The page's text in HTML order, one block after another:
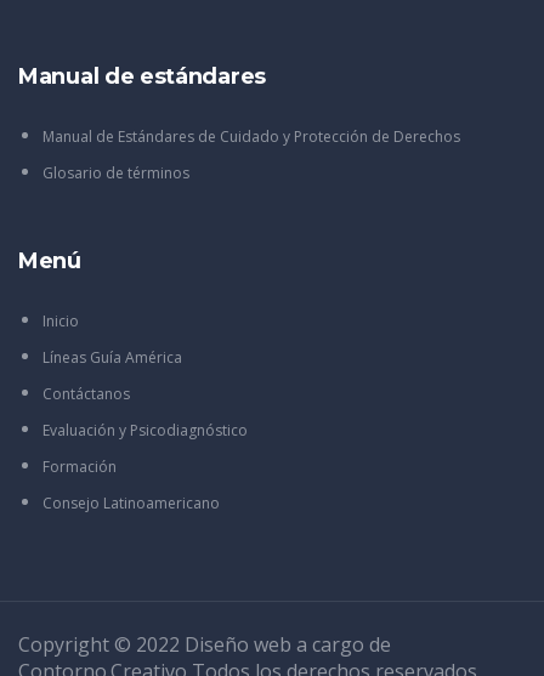
Manual de estándares
Manual de Estándares de Cuidado y Protección de Derechos
Glosario de términos
Menú
Inicio
Líneas Guía América
Contáctanos
Evaluación y Psicodiagnóstico
Formación
Consejo Latinoamericano
Copyright © 2022 Diseño web a cargo de